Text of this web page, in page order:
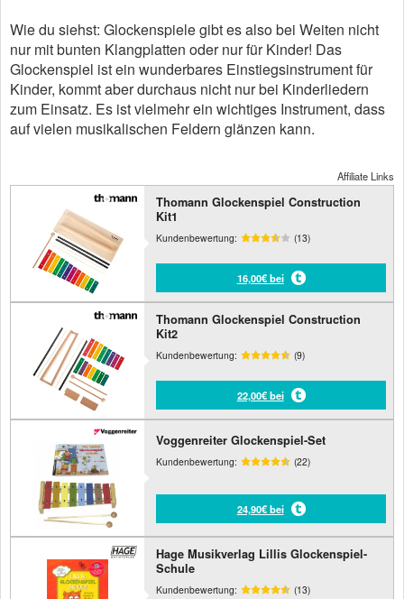
Wie du siehst: Glockenspiele gibt es also bei Weiten nicht
nur mit bunten Klangplatten oder nur für Kinder! Das
Glockenspiel ist ein wunderbares Einstiegsinstrument für
Kinder, kommt aber durchaus nicht nur bei Kinderliedern
zum Einsatz. Es ist vielmehr ein wichtiges Instrument, dass
auf vielen musikalischen Feldern glänzen kann.
Affiliate Links
Thomann Glockenspiel Construction
Kit1
Kundenbewertung: (13)
16,00€ bei
Thomann Glockenspiel Construction
Kit2
Kundenbewertung: (9)
22,00€ bei
Voggenreiter Glockenspiel-Set
Kundenbewertung: (22)
24,90€ bei
Hage Musikverlag Lillis Glockenspiel-
Schule
Kundenbewertung: (13)